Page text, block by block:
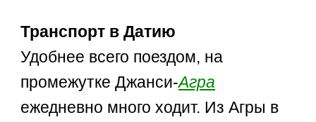
Транспорт в Датию
Удобнее всего поездом, на
промежутке Джанси-Агра
ежедневно много ходит. Из Агры в